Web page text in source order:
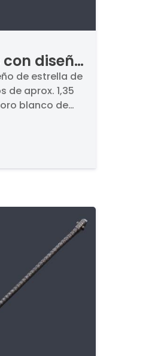
diseño
con pavé
1,35
de estrella de
de aprox. 1,35
blanco de